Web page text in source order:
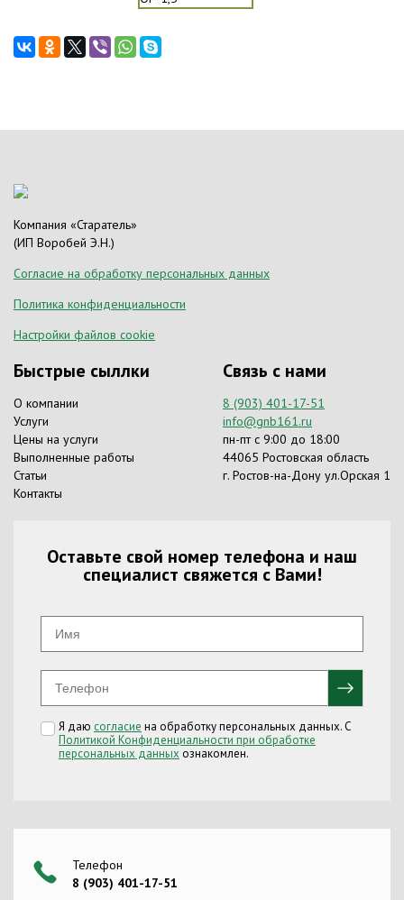
Компания «Старатель»
(ИП Воробей Э.Н.)
Согласие на обработку персональных данных
Политика конфиденциальности
Настройки файлов cookie
Быстрые сыллки
О компании
Услуги
Цены на услуги
Выполненные работы
Статьи
Контакты
Связь с нами
8 (903) 401-17-51
info@gnb161.ru
пн-пт с 9:00 до 18:00
44065 Ростовская область
г. Ростов-на-Дону ул.Орская 1
Оставьте свой номер телефона и наш
специалист свяжется с Вами!
Я даю согласие на обработку персональных данных. С
Политикой Конфиденциальности при обработке
персональных данных ознакомлен.
Телефон
8 (903) 401-17-51